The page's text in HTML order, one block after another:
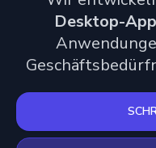
Desktop-